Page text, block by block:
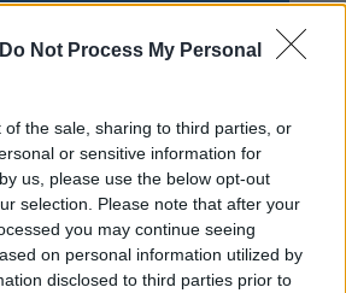
Do Not Process My Personal
of the sale, sharing to third parties, or
or sensitive information for
us, please use the below opt-out
selection. Please note that after your
you may continue seeing
on personal information utilized by
disclosed to third parties prior to
ημέρες, οι
διασώζουν
πανίδας μας